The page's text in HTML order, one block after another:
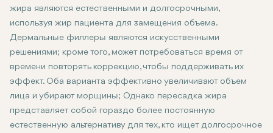
жира являются естественными и долгосрочными,
используя жир пациента для замещения объема.
Дермальные филлеры являются искусственными
решениями; кроме того, может потребоваться время от
времени повторять коррекцию, чтобы поддерживать их
эффект. Оба варианта эффективно увеличивают объем
лица и убирают морщины; Однако пересадка жира
представляет собой гораздо более постоянную
естественную альтернативу для тех, кто ищет долгосрочное